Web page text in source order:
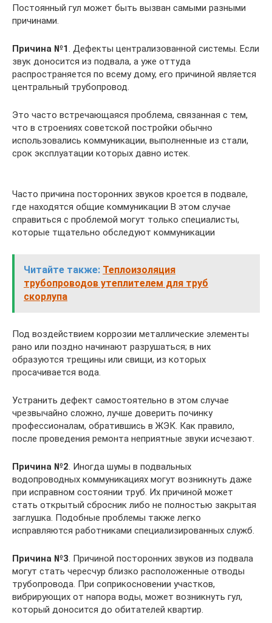
Постоянный гул может быть вызван самыми разными
причинами.
Причина №1. Дефекты централизованной системы. Если
звук доносится из подвала, а уже оттуда
распространяется по всему дому, его причиной является
центральный трубопровод.
Это часто встречающаяся проблема, связанная с тем,
что в строениях советской постройки обычно
использовались коммуникации, выполненные из стали,
срок эксплуатации которых давно истек.
Часто причина посторонних звуков кроется в подвале,
где находятся общие коммуникации В этом случае
справиться с проблемой могут только специалисты,
которые тщательно обследуют коммуникации
Читайте также: Теплоизоляция
трубопроводов утеплителем для труб
скорлупа
Под воздействием коррозии металлические элементы
рано или поздно начинают разрушаться; в них
образуются трещины или свищи, из которых
просачивается вода.
Устранить дефект самостоятельно в этом случае
чрезвычайно сложно, лучше доверить починку
профессионалам, обратившись в ЖЭК. Как правило,
после проведения ремонта неприятные звуки исчезают.
Причина №2. Иногда шумы в подвальных
водопроводных коммуникациях могут возникнуть даже
при исправном состоянии труб. Их причиной может
стать открытый сбросник либо не полностью закрытая
заглушка. Подобные проблемы также легко
исправляются работниками специализированных служб.
Причина №3. Причиной посторонних звуков из подвала
могут стать чересчур близко расположенные отводы
трубопровода. При соприкосновении участков,
вибрирующих от напора воды, может возникнуть гул,
который доносится до обитателей квартир.